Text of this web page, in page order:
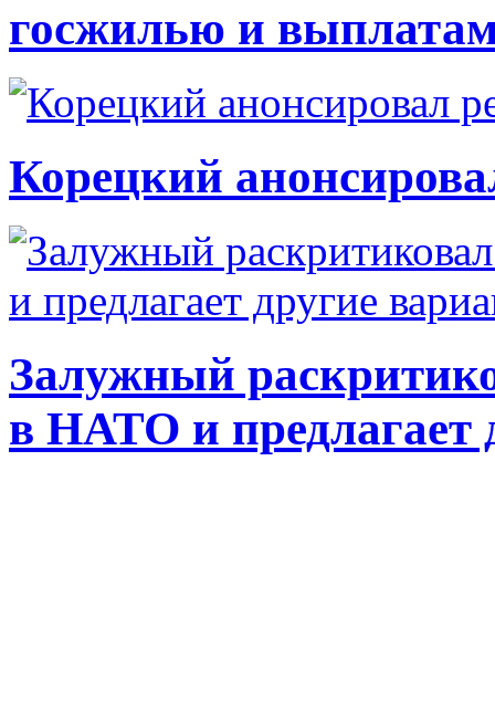
госжилью и
Корецкий
Залужный
в НАТО и предлагает